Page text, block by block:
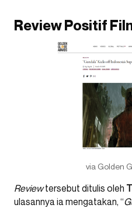
Review Positif
via Golden
Reviewtersebut ditulis oleh
ulasannya ia mengatakan, “